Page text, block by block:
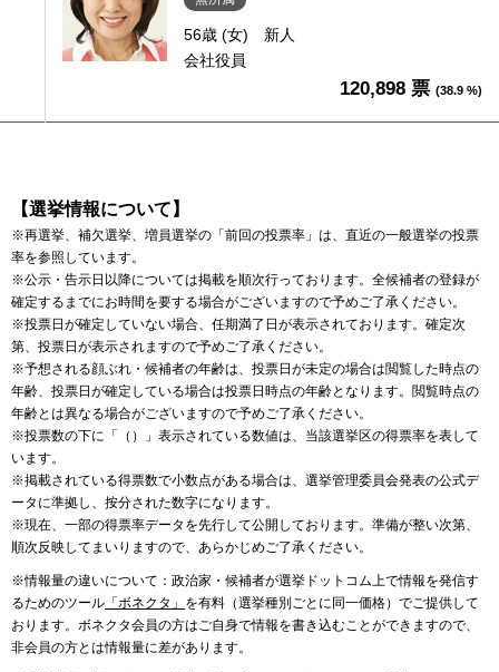
56歳 (女)
新人
会社役員
120,898 票 (38.9 %)
【選挙情報について】
※再選挙、補欠選挙、増員選挙の「前回の投票率」は、直近の一般選挙の投票
率を参照しています。
※公示・告示日以降については掲載を順次行っております。全候補者の登録が
確定するまでにお時間を要する場合がございますので予めご了承ください。
※投票日が確定していない場合、任期満了日が表示されております。確定次
第、投票日が表示されますので予めご了承ください。
※予想される顔ぶれ・候補者の年齢は、投票日が未定の場合は閲覧した時点の
年齢、投票日が確定している場合は投票日時点の年齢となります。閲覧時点の
年齢とは異なる場合がございますので予めご了承ください。
※投票数の下に「（）」表示されている数値は、当該選挙区の得票率を表して
います。
※掲載されている得票数で小数点がある場合は、選挙管理委員会発表の公式デ
ータに準拠し、按分された数字になります。
※現在、一部の得票率データを先行して公開しております。準備が整い次第、
順次反映してまいりますので、あらかじめご了承ください。
※情報量の違いについて：政治家・候補者が選挙ドットコム上で情報を発信す
るためのツール 「ボネクタ」 を有料（選挙種別ごとに同一価格）でご提供して
おります。ボネクタ会員の方はご自身で情報を書き込むことができますので、
非会員の方とは情報量に差があります。